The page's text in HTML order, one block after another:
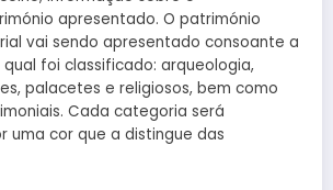
apresentado. O património
vai sendo apresentado consoante a
foi classificado: arqueologia,
palacetes e religiosos, bem como
Cada categoria será
uma cor que a distingue das